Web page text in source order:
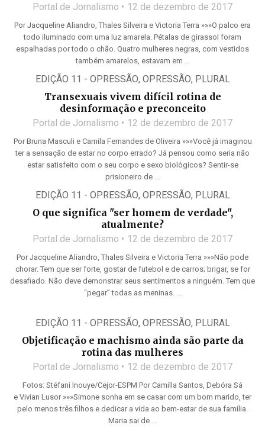
Portal de Jornalismo 12 de dezembro de 2017
Por Jacqueline Aliandro, Thales Silveira e Victoria Terra »»»O palco era
todo iluminado com uma luz amarela. Pétalas de girassol foram
espalhadas por todo o chão. Quatro mulheres negras, com vestidos
também amarelos, estavam em ...
EDIÇÃO 11 - OPRESSÃO, OPRESSÃO, PLURAL
Transexuais vivem difícil rotina de
desinformação e preconceito
Portal de Jornalismo 12 de dezembro de 2017
Por Bruna Masculi e Camila Fernandes de Oliveira »»»Você já imaginou
ter a sensação de estar no corpo errado? Já pensou como seria não
estar satisfeito com o seu corpo e sexo biológicos? Sentir-se
prisioneiro de ...
EDIÇÃO 11 - OPRESSÃO, OPRESSÃO, PLURAL
O que significa "ser homem de verdade",
atualmente?
Portal de Jornalismo 12 de dezembro de 2017
Por Jacqueline Aliandro, Thales Silveira e Victoria Terra »»»Não pode
chorar. Tem que ser forte, gostar de futebol e de carros; brigar, se for
desafiado. Não deve demonstrar seus sentimentos a ninguém. Tem que
“pegar” todas as meninas. ...
EDIÇÃO 11 - OPRESSÃO, OPRESSÃO, PLURAL
Objetificação e machismo ainda são parte da
rotina das mulheres
Portal de Jornalismo 12 de dezembro de 2017
Fotos: Stéfani Inouye/Cejor-ESPM Por Camilla Santos, Debóra Sá
e Vivian Lusor »»»Simone sonha em se casar com um bom marido, ter
pelo menos três filhos e dedicar a vida ao bem-estar de sua família.
Maria sai de ...